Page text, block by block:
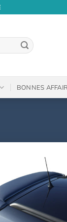
BONNES